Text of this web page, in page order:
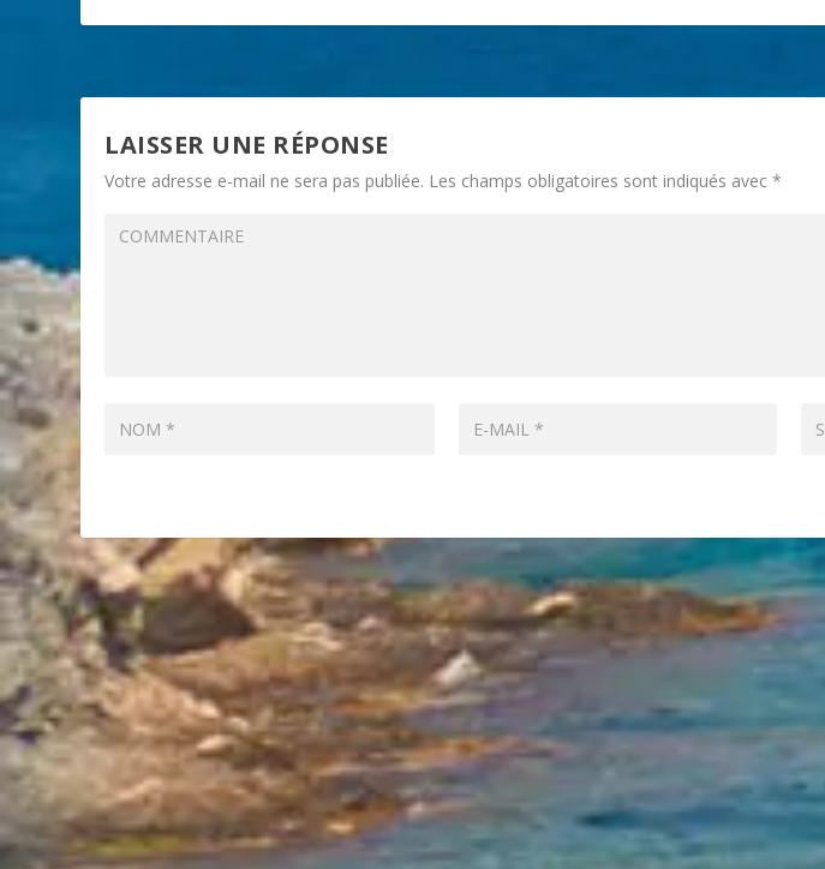
LAISSER UNE RÉPONSE
Votre adresse e-mail ne sera pas publiée. Les champs obligatoires sont indiqués avec*